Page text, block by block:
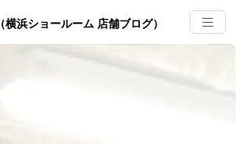
（横浜ショールーム 店舗ブログ）